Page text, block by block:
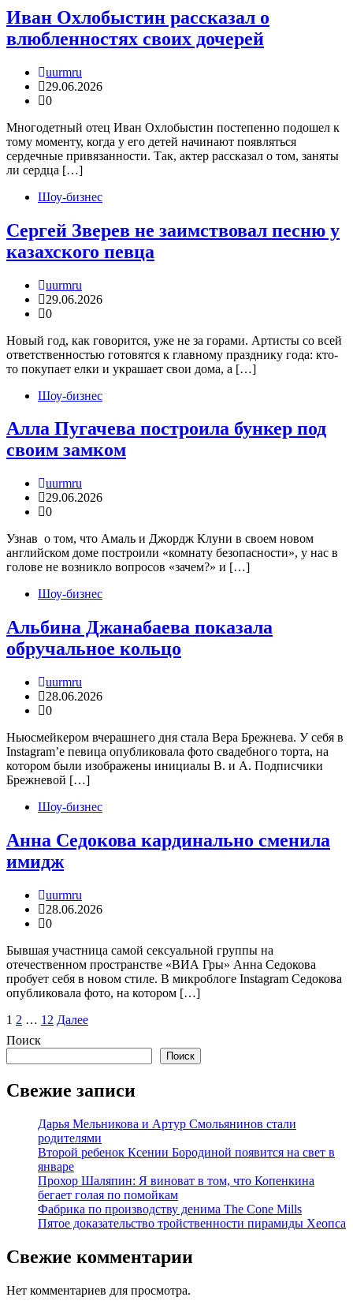
Иван Охлобыстин рассказал о
влюбленностях своих дочерей
uurmru
29.06.2026
0
Многодетный отец Иван Охлобыстин постепенно подошел к
тому моменту, когда у его детей начинают появляться
сердечные привязанности. Так, актер рассказал о том, заняты
ли сердца […]
Шоу-бизнес
Сергей Зверев не заимствовал песню у
казахского певца
uurmru
29.06.2026
0
Новый год, как говорится, уже не за горами. Артисты со всей
ответственностью готовятся к главному празднику года: кто-
то покупает елки и украшает свои дома, а […]
Шоу-бизнес
Алла Пугачева построила бункер под
своим замком
uurmru
29.06.2026
0
Узнав о том, что Амаль и Джордж Клуни в своем новом
английском доме построили «комнату безопасности», у нас в
голове не возникло вопросов «зачем?» и […]
Шоу-бизнес
Альбина Джанабаева показала
обручальное кольцо
uurmru
28.06.2026
0
Ньюсмейкером вчерашнего дня стала Вера Брежнева. У себя в
Instagram’e певица опубликовала фото свадебного торта, на
котором были изображены инициалы В. и А. Подписчики
Брежневой […]
Шоу-бизнес
Анна Седокова кардинально сменила
имидж
uurmru
28.06.2026
0
Бывшая участница самой сексуальной группы на
отечественном пространстве «ВИА Гры» Анна Седокова
пробует себя в новом стиле. В микроблоге Instagram Седокова
опубликовала фото, на котором […]
Пагинация
записей
1 2 … 12 Далее
Поиск
Поиск
Свежие записи
Дарья Мельникова и Артур Смольянинов стали
родителями
Второй ребенок Ксении Бородиной появится на свет в
январе
Прохор Шаляпин: Я виноват в том, что Копенкина
бегает голая по помойкам
Фабрика по производству денима The Cone Mills
Пятое доказательство тройственности пирамиды Хеопса
Свежие комментарии
Нет комментариев для просмотра.